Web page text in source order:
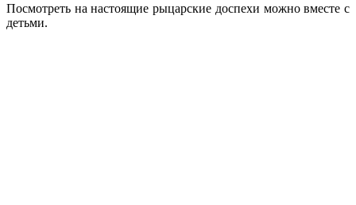
Посмотреть на настоящие рыцарские доспехи можно вместе с
детьми.